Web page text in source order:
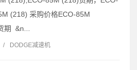
(218) 采购价格ECO-85M
期 &n...
/ DODGE减速机